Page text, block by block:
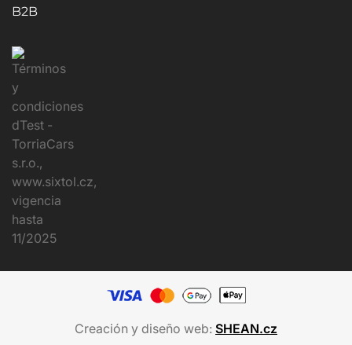
B2B
Creación y diseño web: SHEAN.cz